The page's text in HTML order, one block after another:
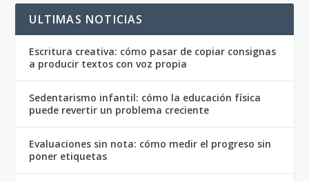
ULTIMAS NOTICIAS
Escritura creativa: cómo pasar de copiar consignas
a producir textos con voz propia
Sedentarismo infantil: cómo la educación física
puede revertir un problema creciente
Evaluaciones sin nota: cómo medir el progreso sin
poner etiquetas